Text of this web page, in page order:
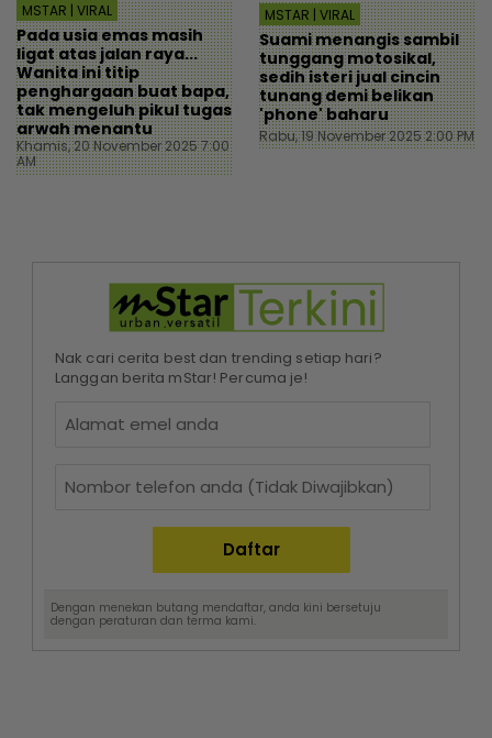
MSTAR | VIRAL
Pada usia emas masih
ligat atas jalan raya...
Wanita ini titip
penghargaan buat bapa,
tak mengeluh pikul tugas
arwah menantu
Khamis, 20 November 2025 7:00
AM
MSTAR | VIRAL
Suami menangis sambil
tunggang motosikal,
sedih isteri jual cincin
tunang demi belikan
'phone' baharu
Rabu, 19 November 2025 2:00 PM
Nak cari cerita best dan trending setiap hari?
Langgan berita mStar! Percuma je!
Dengan menekan butang mendaftar, anda kini bersetuju
dengan peraturan dan terma kami.